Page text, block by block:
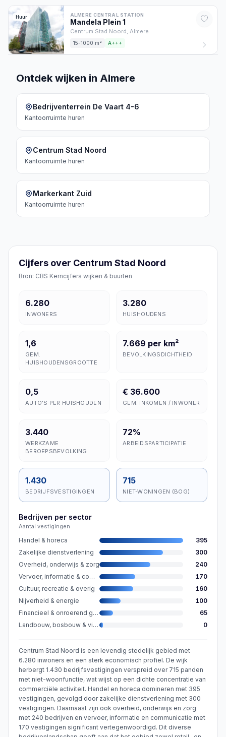
Huur ALMERE CENTRAL STATION
Mandela Plein 1
Centrum Stad Noord, Almere
15-1000 m² A+++
Ontdek wijken in Almere
Bedrijventerrein De Vaart 4-6
Kantoorruimte huren
Centrum Stad Noord
Kantoorruimte huren
Markerkant Zuid
Kantoorruimte huren
Cijfers over Centrum Stad Noord
Bron: CBS Kerncijfers wijken & buurten
6.280
INWONERS
3.280
HUISHOUDENS
1,6
GEM.
HUISHOUDENSGROOTTE
7.669 per km²
BEVOLKINGSDICHTHEID
0,5
AUTO'S PER HUISHOUDEN
€ 36.600
GEM. INKOMEN / INWONER
3.440
WERKZAME
BEROEPSBEVOLKING
72%
ARBEIDSPARTICIPATIE
1.430
BEDRIJFSVESTIGINGEN
715
NIET-WONINGEN (BOG)
Bedrijven per sector
Aantal vestigingen
Handel & horeca
395
Zakelijke dienstverlening
300
Overheid, onderwijs & zorg
240
Vervoer, informatie & communicatie
170
Cultuur, recreatie & overig
160
Nijverheid & energie
100
Financieel & onroerend goed
65
Landbouw, bosbouw & visserij
0
Centrum Stad Noord is een levendig stedelijk gebied met
6.280 inwoners en een sterk economisch profiel. De wijk
herbergt 1.430 bedrijfsvestigingen verspreid over 715 panden
met niet-woonfunctie, wat wijst op een dichte concentratie van
commerciële activiteit. Handel en horeca domineren met 395
vestigingen, gevolgd door zakelijke dienstverlening met 300
vestigingen. Daarnaast zijn ook overheid, onderwijs en zorg
met 240 bedrijven en vervoer, informatie en communicatie met
170 vestigingen significant vertegenwoordigd. Dit diverse